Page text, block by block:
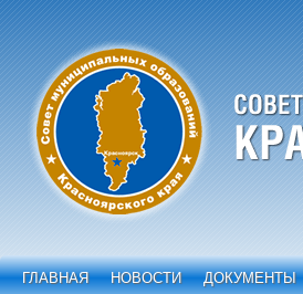
ГЛАВНАЯ НОВОСТИ ДОКУМЕНТЫ